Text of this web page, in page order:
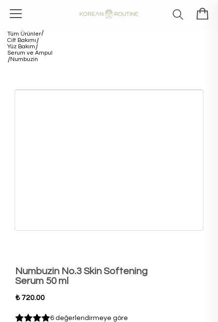
Tüm Ürünler
Cilt Bakımı
Yüz Bakım
Serum ve Ampul
Numbuzin
Numbuzin No.3 Skin Softening
Serum 50 ml
₺ 720.00
6 değerlendirmeye göre